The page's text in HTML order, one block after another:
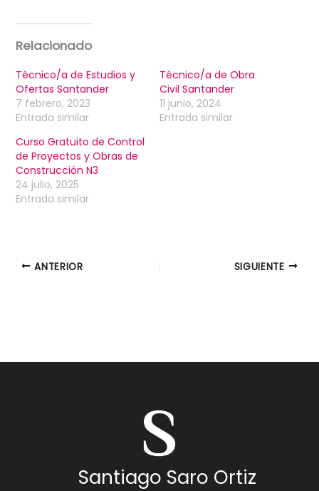
Relacionado
Técnico/a de Estudios y
Ofertas Santander
7 febrero, 2023
Entrada similar
Técnico/a de Obra
Civil Santander
11 junio, 2024
Entrada similar
Curso Gratuito de Control
de Proyectos y Obras de
Construcción N3
24 julio, 2025
Entrada similar
ANTERIOR SIGUIENTE
Santiago Saro Ortiz